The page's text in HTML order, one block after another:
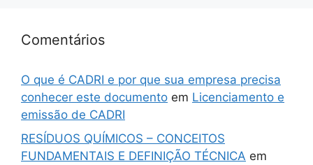
Comentários
O que é CADRI e por que sua empresa precisa
conhecer este documento em Licenciamento e
emissão de CADRI
RESÍDUOS QUÍMICOS – CONCEITOS
FUNDAMENTAIS E DEFINIÇÃO TÉCNICA em